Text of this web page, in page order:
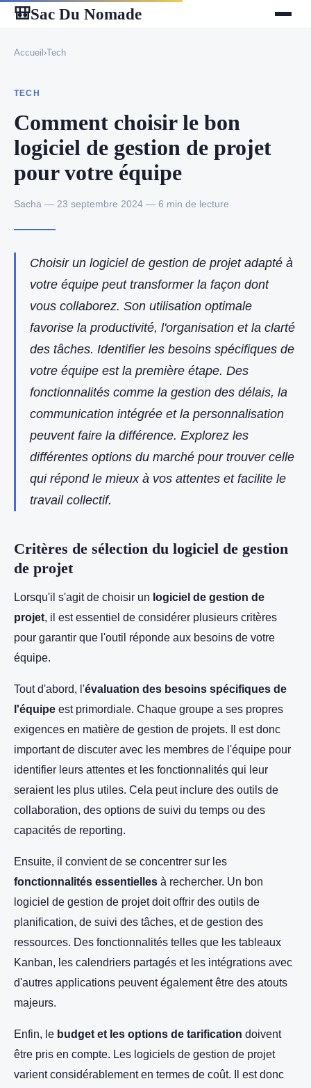
🎒Sac Du Nomade
Accueil ›Tech
TECH
Comment choisir le bon
logiciel de gestion de projet
pour votre équipe
Sacha — 23 septembre 2024 — 6 min de lecture
Choisir un logiciel de gestion de projet adapté à
votre équipe peut transformer la façon dont
vous collaborez. Son utilisation optimale
favorise la productivité, l'organisation et la clarté
des tâches. Identifier les besoins spécifiques de
votre équipe est la première étape. Des
fonctionnalités comme la gestion des délais, la
communication intégrée et la personnalisation
peuvent faire la différence. Explorez les
différentes options du marché pour trouver celle
qui répond le mieux à vos attentes et facilite le
travail collectif.
Critères de sélection du logiciel de gestion
de projet
Lorsqu'il s'agit de choisir un logiciel de gestion de
projet , il est essentiel de considérer plusieurs critères
pour garantir que l'outil réponde aux besoins de votre
équipe.
Tout d'abord, l'évaluation des besoins spécifiques de
l'équipe est primordiale. Chaque groupe a ses propres
exigences en matière de gestion de projets. Il est donc
important de discuter avec les membres de l'équipe pour
identifier leurs attentes et les fonctionnalités qui leur
seraient les plus utiles. Cela peut inclure des outils de
collaboration, des options de suivi du temps ou des
capacités de reporting.
Ensuite, il convient de se concentrer sur les
fonctionnalités essentielles à rechercher. Un bon
logiciel de gestion de projet doit offrir des outils de
planification, de suivi des tâches, et de gestion des
ressources. Des fonctionnalités telles que les tableaux
Kanban, les calendriers partagés et les intégrations avec
d'autres applications peuvent également être des atouts
majeurs.
Enfin, le budget et les options de tarification doivent
être pris en compte. Les logiciels de gestion de projet
varient considérablement en termes de coût. Il est donc